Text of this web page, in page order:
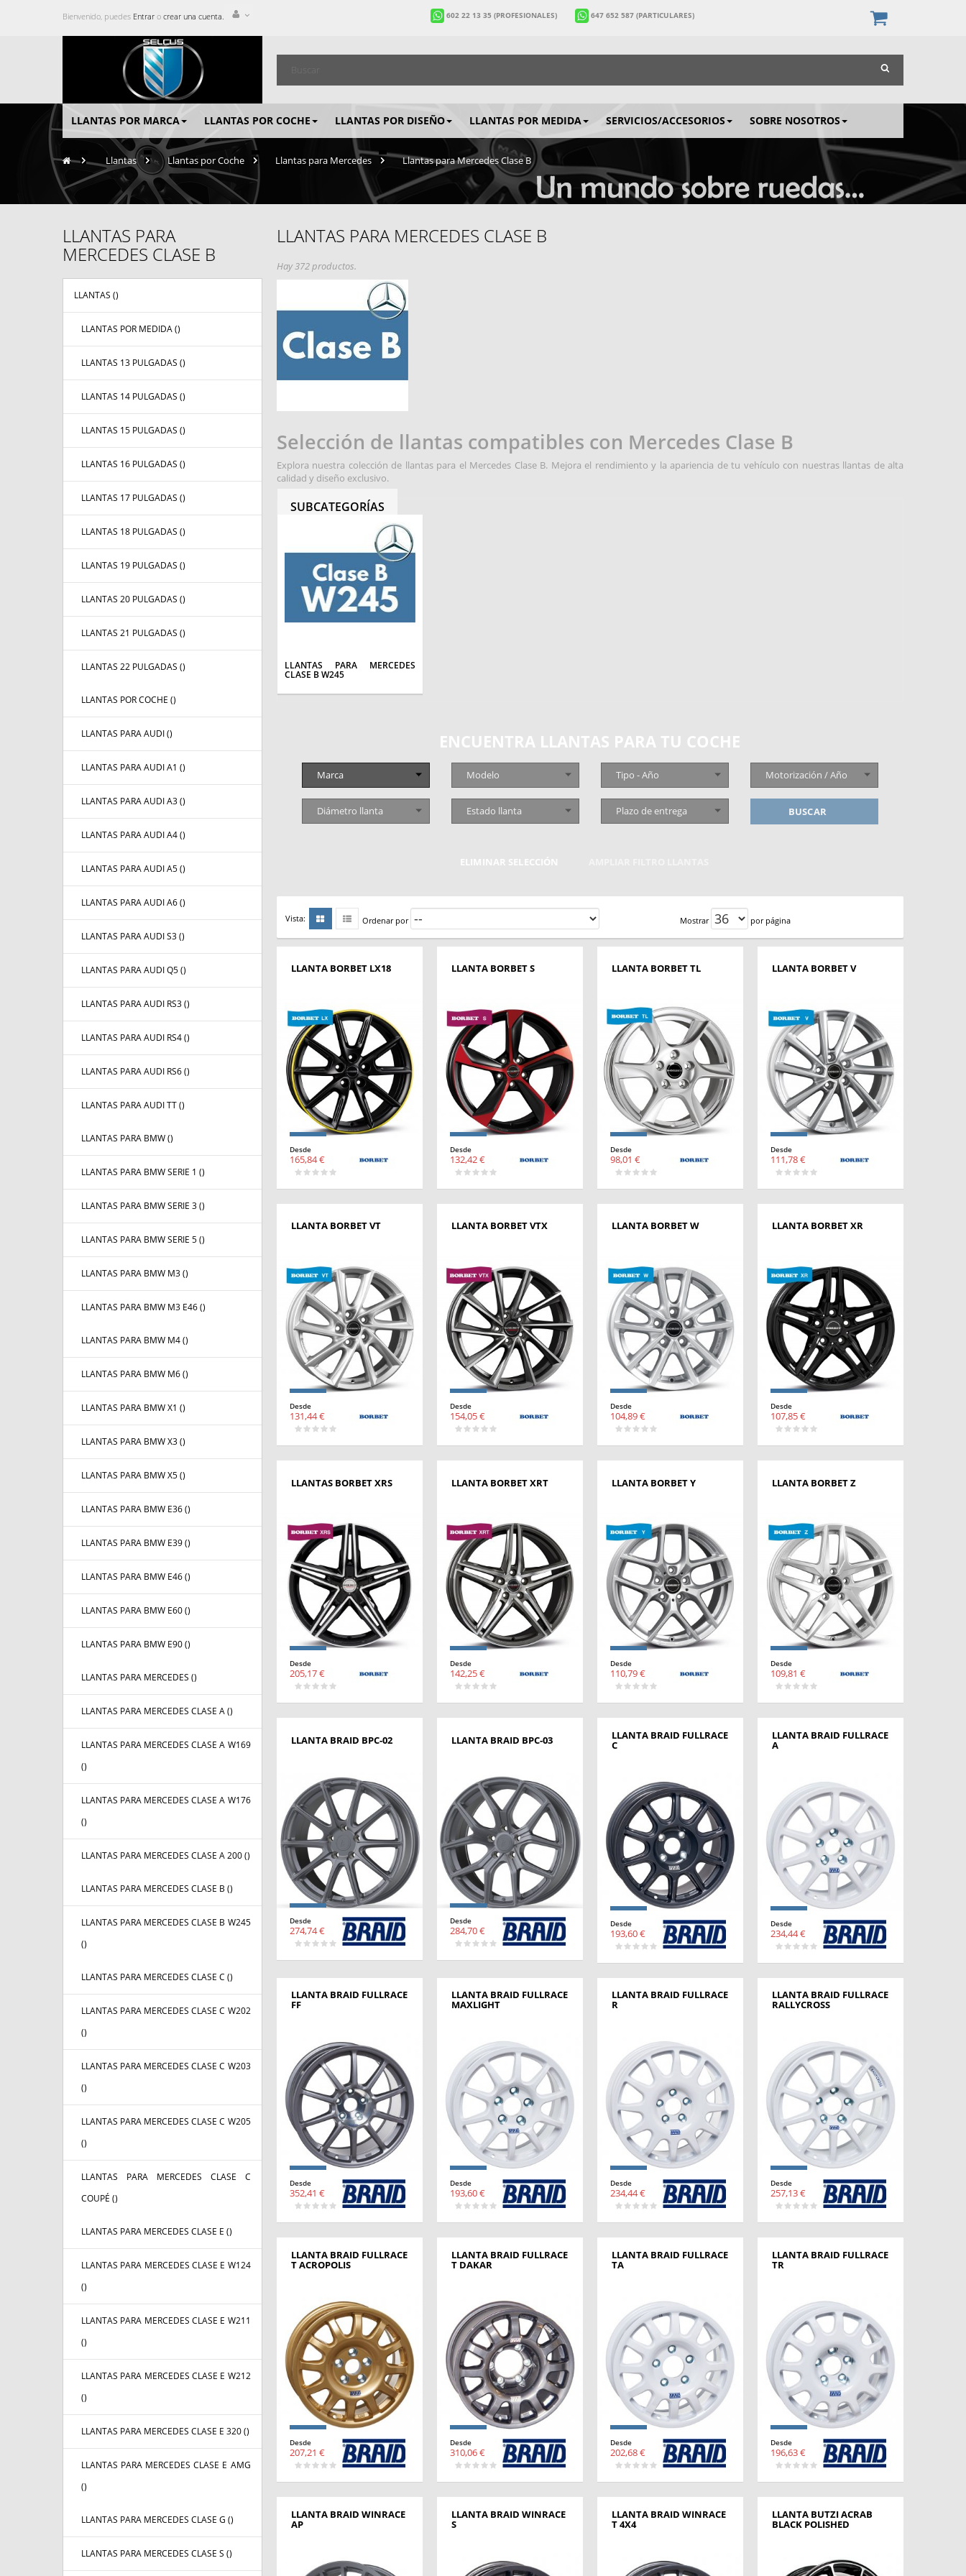
Bienvenido, puedes Entrar o crear una cuenta. 602 22 13 35(PROFESIONALES) 647 652 587(PARTICULARES)
LLANTAS POR MARCA LLANTAS POR COCHE LLANTAS POR DISEÑO LLANTAS POR MEDIDA SERVICIOS/ACCESORIOS SOBRE NOSOTROS
> Llantas > Llantas por Coche Llantas para Mercedes > Llantas para Mercedes Clase B
LLANTAS PARA
MERCEDES CLASE B
LLANTAS ()
LLANTAS POR MEDIDA ()
LLANTAS 13 PULGADAS ()
LLANTAS 14 PULGADAS ()
LLANTAS 15 PULGADAS ()
LLANTAS 16 PULGADAS ()
LLANTAS 17 PULGADAS ()
LLANTAS 18 PULGADAS ()
LLANTAS 19 PULGADAS ()
LLANTAS 20 PULGADAS ()
LLANTAS 21 PULGADAS ()
LLANTAS 22 PULGADAS ()
LLANTAS POR COCHE ()
LLANTAS PARA AUDI ()
LLANTAS PARA AUDI A1 ()
LLANTAS PARA AUDI A3 ()
LLANTAS PARA AUDI A4 ()
LLANTAS PARA AUDI A5 ()
LLANTAS PARA AUDI A6 ()
LLANTAS PARA AUDI S3 ()
LLANTAS PARA AUDI Q5 ()
LLANTAS PARA AUDI RS3 ()
LLANTAS PARA AUDI RS4 ()
LLANTAS PARA AUDI RS6 ()
LLANTAS PARA AUDI TT ()
LLANTAS PARA BMW ()
LLANTAS PARA BMW SERIE 1 ()
LLANTAS PARA BMW SERIE 3 ()
LLANTAS PARA BMW SERIE 5 ()
LLANTAS PARA BMW M3 ()
LLANTAS PARA BMW M3 E46 ()
LLANTAS PARA BMW M4 ()
LLANTAS PARA BMW M6 ()
LLANTAS PARA BMW X1 ()
LLANTAS PARA BMW X3 ()
LLANTAS PARA BMW X5 ()
LLANTAS PARA BMW E36 ()
LLANTAS PARA BMW E39 ()
LLANTAS PARA BMW E46 ()
LLANTAS PARA BMW E60 ()
LLANTAS PARA BMW E90 ()
LLANTAS PARA MERCEDES ()
LLANTAS PARA MERCEDES CLASE A ()
LLANTAS PARA MERCEDES CLASE A W169
()
LLANTAS PARA MERCEDES CLASE A W176
()
LLANTAS PARA MERCEDES CLASE A 200 ()
LLANTAS PARA MERCEDES CLASE B ()
LLANTAS PARA MERCEDES CLASE B W245
()
LLANTAS PARA MERCEDES CLASE C ()
LLANTAS PARA MERCEDES CLASE C W202
()
LLANTAS PARA MERCEDES CLASE C W203
()
LLANTAS PARA MERCEDES CLASE C W205
()
LLANTAS PARA MERCEDES CLASE C
COUPÉ ()
LLANTAS PARA MERCEDES CLASE E ()
LLANTAS PARA MERCEDES CLASE E W124
()
LLANTAS PARA MERCEDES CLASE E W211
()
LLANTAS PARA MERCEDES CLASE E W212
()
LLANTAS PARA MERCEDES CLASE E 320 ()
LLANTAS PARA MERCEDES CLASE E AMG
()
LLANTAS PARA MERCEDES CLASE G ()
LLANTAS PARA MERCEDES CLASE S ()
LLANTAS PARA MERCEDES CLASE B
Hay 372 productos.
Selección de llantas compatibles con Mercedes Clase B
Explora nuestra colección de llantas para el Mercedes Clase B. Mejora el rendimiento y la apariencia de tu vehículo con nuestras llantas de alta
calidad y diseño exclusivo.
SUBCATEGORÍAS
LLANTAS PARA MERCEDES
CLASE B W245
ENCUENTRA LLANTAS PARA TU COCHE
Marca Modelo Tipo - Año Motorización / Año
Diámetro llanta Estado llanta Plazo de entrega BUSCAR
ELIMINAR SELECCIÓN
Vista: Ordenar por Mostrar por página
LLANTA BORBET LX18
Desde
165,84 €
LLANTA BORBET S
Desde
132,42 €
LLANTA BORBET TL
Desde
98,01 €
LLANTA BORBET V
Desde
111,78 €
LLANTA BORBET VT
Desde
131,44 €
LLANTA BORBET VTX
Desde
154,05 €
LLANTA BORBET W
Desde
104,89 €
LLANTA BORBET XR
Desde
107,85 €
LLANTAS BORBET XRS
Desde
205,17 €
LLANTA BORBET XRT
Desde
142,25 €
LLANTA BORBET Y
Desde
110,79 €
LLANTA BORBET Z
Desde
109,81 €
LLANTA BRAID BPC-02
Desde
274,74 €
LLANTA BRAID BPC-03
Desde
284,70 €
LLANTA BRAID FULLRACE
C
Desde
193,60 €
LLANTA BRAID FULLRACE
A
Desde
234,44 €
LLANTA BRAID FULLRACE
FF
Desde
352,41 €
LLANTA BRAID FULLRACE
MAXLIGHT
Desde
193,60 €
LLANTA BRAID FULLRACE
R
Desde
234,44 €
LLANTA BRAID FULLRACE
RALLYCROSS
Desde
257,13 €
LLANTA BRAID FULLRACE
T ACROPOLIS
Desde
207,21 €
LLANTA BRAID FULLRACE
T DAKAR
Desde
310,06 €
LLANTA BRAID FULLRACE
TA
Desde
202,68 €
LLANTA BRAID FULLRACE
TR
Desde
196,63 €
LLANTA BRAID WINRACE
AP
LLANTA BRAID WINRACE
S
LLANTA BRAID WINRACE
T 4X4
LLANTA BUTZI ACRAB
BLACK POLISHED